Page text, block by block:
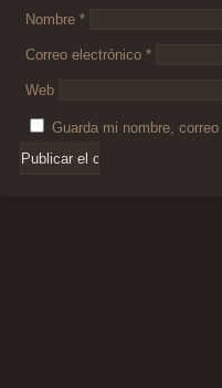
Nombre *
Correo electrónico *
Web
Guarda mi nombre,